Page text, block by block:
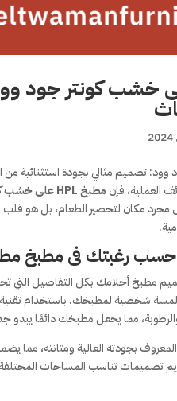
خشب كونتر جود
تصميم مثالي بجودة استثنائية
العملية، فإن مطبخ HPL على خشب كونتر جود وود
مجرد مكان لتحضير الطعام، بل هو
رغبتك فى مطبخ
مطبخ أحلامك بكل التفاصيل التي
لمسة شخصية لمطبخك. باستخدام
مما يجعل مطبخك دائمًا يبدو
المعروف بجودته العالية ومتانته، مما
تناسب المساحات المختلفة